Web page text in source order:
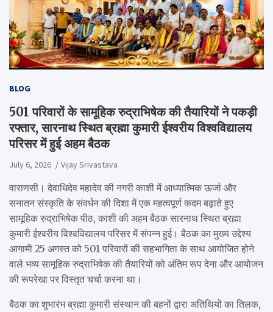
BLOG
501 परिवारों के सामूहिक रुद्राभिषेक की तैयारियों ने पकड़ी
रफ्तार, सारनाथ स्थित ब्रह्मा कुमारी ईश्वरीय विश्वविद्यालय
परिसर में हुई अहम बैठक
July 6, 2026 Vijay Srivastava
वाराणसी। देवाधिदेव महादेव की नगरी काशी में आध्यात्मिक ऊर्जा और
सनातन संस्कृति के संवर्धन की दिशा में एक महत्वपूर्ण कदम बढ़ाते हुए
सामूहिक रुद्राभिषेक पीठ, काशी की अहम बैठक सारनाथ स्थित ब्रह्मा
कुमारी ईश्वरीय विश्वविद्यालय परिसर में संपन्न हुई। बैठक का मुख्य उद्देश्य
आगामी 25 अगस्त को 501 परिवारों की सहभागिता के साथ आयोजित होने
वाले भव्य सामूहिक रुद्राभिषेक की तैयारियों को अंतिम रूप देना और आयोजन
की रूपरेखा पर विस्तृत चर्चा करना था।
बैठक का शुभारंभ ब्रह्मा कुमारी संस्थान की बहनों द्वारा अतिथियों का तिलक,